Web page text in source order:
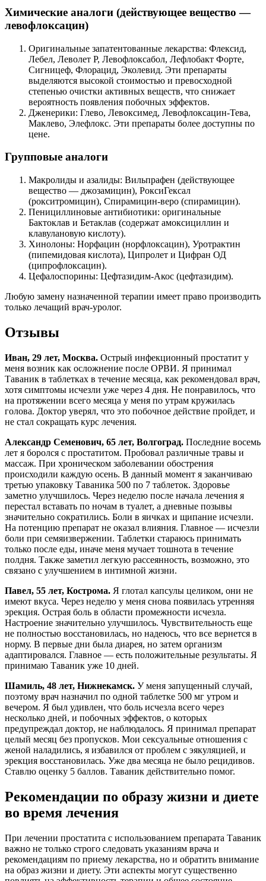
Химические аналоги (действующее вещество —
левофлоксацин)
Оригинальные запатентованные лекарства: Флексид,
Лебел, Леволет Р, Левофлоксабол, Лефлобакт Форте,
Сигницеф, Флорацид, Эколевид. Эти препараты
выделяются высокой стоимостью и превосходной
степенью очистки активных веществ, что снижает
вероятность появления побочных эффектов.
Дженерики: Глево, Левоксимед, Левофлоксацин-Тева,
Маклево, Элефлокс. Эти препараты более доступны по
цене.
Групповые аналоги
Макролиды и азалиды: Вильпрафен (действующее
вещество — джозамицин), РоксиГексал
(рокситромицин), Спирамицин-веро (спирамицин).
Пенициллиновые антибиотики: оригинальные
Бактоклав и Бетаклав (содержат амоксициллин и
клавулановую кислоту).
Хинолоны: Норфацин (норфлоксацин), Уротрактин
(пипемидовая кислота), Ципролет и Цифран ОД
(ципрофлоксацин).
Цефалоспорины: Цефтазидим-Акос (цефтазидим).
Любую замену назначенной терапии имеет право производить
только лечащий врач-уролог.
Отзывы
Иван, 29 лет, Москва. Острый инфекционный простатит у
меня возник как осложнение после ОРВИ. Я принимал
Таваник в таблетках в течение месяца, как рекомендовал врач,
хотя симптомы исчезли уже через 4 дня. Не понравилось, что
на протяжении всего месяца у меня по утрам кружилась
голова. Доктор уверял, что это побочное действие пройдет, и
не стал сокращать курс лечения.
Александр Семенович, 65 лет, Волгоград. Последние восемь
лет я боролся с простатитом. Пробовал различные травы и
массаж. При хроническом заболевании обострения
происходили каждую осень. В данный момент я заканчиваю
третью упаковку Таваника 500 по 7 таблеток. Здоровье
заметно улучшилось. Через неделю после начала лечения я
перестал вставать по ночам в туалет, а дневные позывы
значительно сократились. Боли в яичках и щипание исчезли.
На потенцию препарат не оказал влияния. Главное — исчезли
боли при семяизвержении. Таблетки стараюсь принимать
только после еды, иначе меня мучает тошнота в течение
полдня. Также заметил легкую рассеянность, возможно, это
связано с улучшением в интимной жизни.
Павел, 55 лет, Кострома. Я глотал капсулы целиком, они не
имеют вкуса. Через неделю у меня снова появилась утренняя
эрекция. Острая боль в области промежности исчезла.
Настроение значительно улучшилось. Чувствительность еще
не полностью восстановилась, но надеюсь, что все вернется в
норму. В первые дни была диарея, но затем организм
адаптировался. Главное — есть положительные результаты. Я
принимаю Таваник уже 10 дней.
Шамиль, 48 лет, Нижнекамск. У меня запущенный случай,
поэтому врач назначил по одной таблетке 500 мг утром и
вечером. Я был удивлен, что боль исчезла всего через
несколько дней, и побочных эффектов, о которых
предупреждал доктор, не наблюдалось. Я принимал препарат
целый месяц без пропусков. Мои сексуальные отношения с
женой наладились, я избавился от проблем с эякуляцией, и
эрекция восстановилась. Уже два месяца не было рецидивов.
Ставлю оценку 5 баллов. Таваник действительно помог.
Рекомендации по образу жизни и диете
во время лечения
При лечении простатита с использованием препарата Таваник
важно не только строго следовать указаниям врача и
рекомендациям по приему лекарства, но и обратить внимание
на образ жизни и диету. Эти аспекты могут существенно